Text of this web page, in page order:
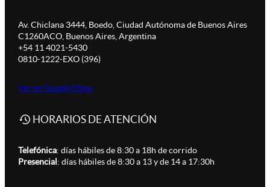
Av. Chiclana 3444, Boedo, Ciudad Autónoma de Buenos Aires
C1260ACO, Buenos Aires, Argentina
+54 11 4021-5430
0810-1222-EXO (396)
Ver en Google Maps
HORARIOS DE ATENCIÓN
Telefónica: días hábiles de 8:30 a 18h de corrido
Presencial : días hábiles de 8:30 a 13 y de 14 a 17:30h